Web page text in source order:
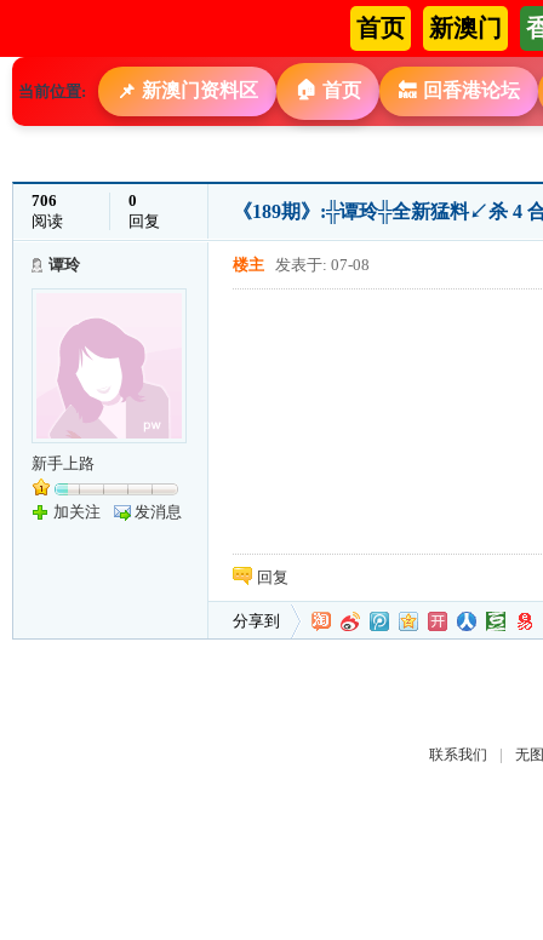
首页 新澳门
当前位置: 📌 新澳门资料区 🏠 首页 🔙 回香港论坛
706
阅读
0
回复
《189期》:╬谭玲╬全新猛料↙杀 4
谭玲
新手上路
加关注 发消息
楼主 发表于: 07-08
回复
分享到
联系我们 | 无